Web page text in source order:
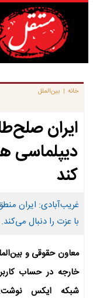
خانه | بین‌الملل
ایران
دیپلماسی
کند
غریب‌آبادی: ایران
با عزت را دنبال می‌کند.
معاون حقوقی و
خارجه در حساب